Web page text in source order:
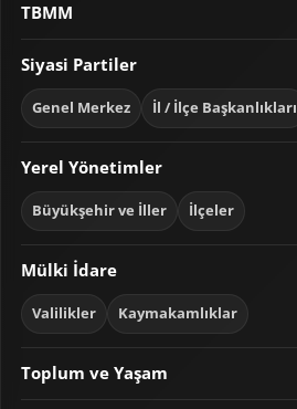
TBMM
Siyasi Partiler
Genel Merkez İl / İlçe Başkanlıkları
Yerel Yönetimler
Büyükşehir ve İller İlçeler
Mülki İdare
Valilikler Kaymakamlıklar
Toplum ve Yaşam